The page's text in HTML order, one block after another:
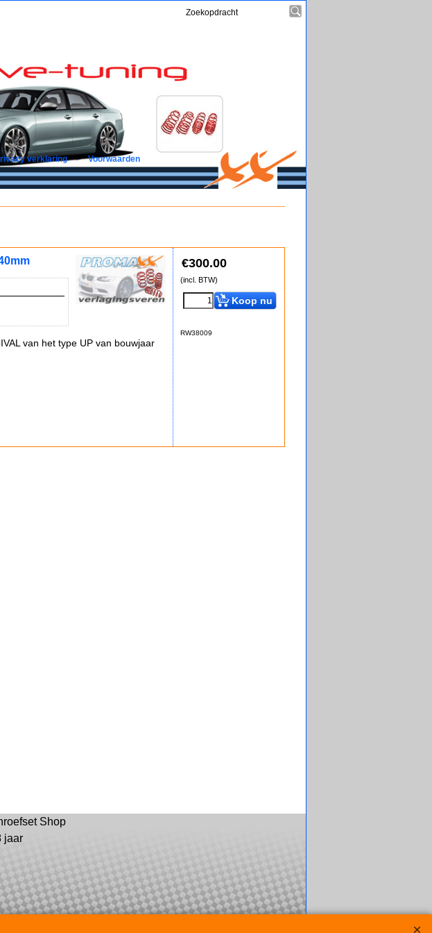
verklaring Voorwaarden
€300.00
(incl. BTW)
Koop nu
RW38009
van het type UP van bouwjaar
Shop
jaar